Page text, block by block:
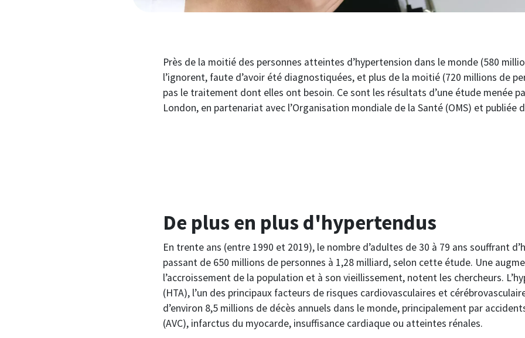
Près de la moitié des personnes atteintes d’hypertension dans le monde (580
l’ignorent, faute d’avoir été diagnostiquées, et plus de la moitié (720 millions de
pas le traitement dont elles ont besoin. Ce sont les résultats d’une étude menée
London, en partenariat avec l’Organisation mondiale de la Santé (OMS) et publiée
De plus en plus d'hypertendus
En trente ans (entre 1990 et 2019), le nombre d’adultes de 30 à 79 ans souffrant
passant de 650 millions de personnes à 1,28 milliard, selon cette étude. Une
l’accroissement de la population et à son vieillissement, notent les chercheurs.
(HTA), l’un des principaux facteurs de risques cardiovasculaires et
d’environ 8,5 millions de décès annuels dans le monde, principalement par
(AVC), infarctus du myocarde, insuffisance cardiaque ou atteintes rénales.